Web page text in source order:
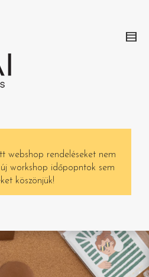
webshop rendeléseket nem
workshop időpopntok sem
köszönjük!